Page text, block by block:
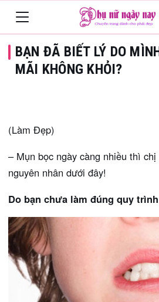
navigation
BẠN ĐÃ BIẾT LÝ DO
MÃI KHÔNG KHỎI?
(Làm Đẹp)
– Mụn bọc ngày càng nhiều thì
nguyên nhân dưới đây!
Do bạn chưa làm đúng quy trình